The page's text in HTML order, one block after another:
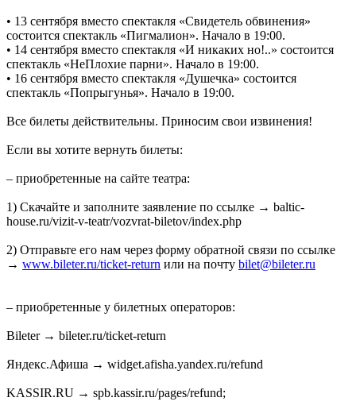
• 13 сентября вместо спектакля «Свидетель обвинения»
состоится спектакль «Пигмалион». Начало в 19:00.
• 14 сентября вместо спектакля «И никаких но!..» состоится
спектакль «НеПлохие парни». Начало в 19:00.
• 16 сентября вместо спектакля «Душечка» состоится
спектакль «Попрыгунья». Начало в 19:00.
Все билеты действительны. Приносим свои извинения!
Если вы хотите вернуть билеты:
– приобретенные на сайте театра:
1) Скачайте и заполните заявление по ссылке → baltic-
house.ru/vizit-v-teatr/vozvrat-biletov/index.php
2) Отправьте его нам через форму обратной связи по ссылке
→ www.bileter.ru/ticket-return или на почту bilet@bileter.ru
– приобретенные у билетных операторов:
Bileter → bileter.ru/ticket-return
Яндекс.Афиша → widget.afisha.yandex.ru/refund
KASSIR.RU → spb.kassir.ru/pages/refund;